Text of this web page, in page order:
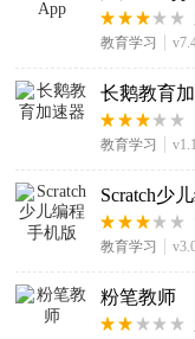
教育学习
长鹅教育
教育学习
Scratch少
教育学习
粉笔教师